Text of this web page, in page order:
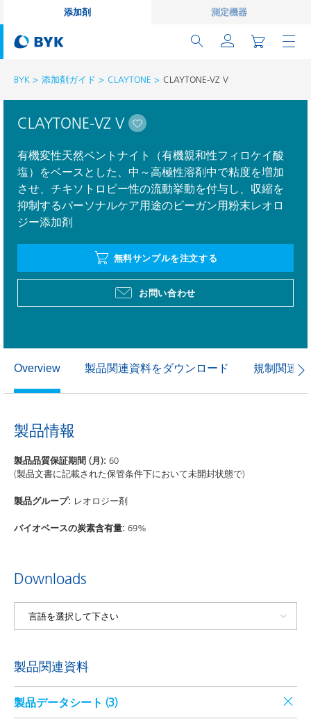
添加剤 測定機器
BYK 添加剤ガイド CLAYTONE CLAYTONE-VZ V
CLAYTONE-VZ V
有機変性天然ベントナイト（有機親和性フィロケイ酸
塩）をベースとした、中～高極性溶剤中で粘度を増加
させ、チキソトロピー性の流動挙動を付与し、収縮を
抑制するパーソナルケア用途のビーガン用粉末レオロ
ジー添加剤
無料サンプルを注文する
お問い合わせ
Overview 製品関連資料をダウンロード 規制関連
製品情報
製品品質保証期間 (月): 60
(製品文書に記載された保管条件下において未開封状態で)
製品グループ: レオロジー剤
バイオベースの炭素含有量: 69%
Downloads
製品関連資料
製品データシート (3)